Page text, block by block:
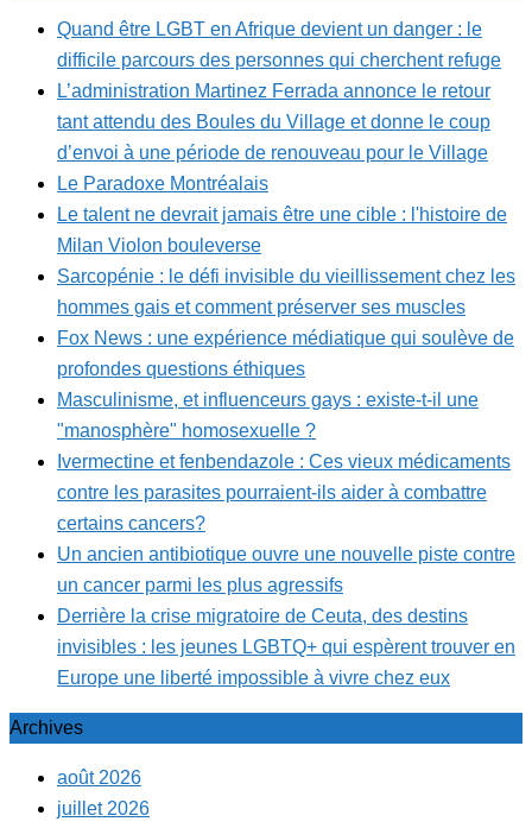
Quand être LGBT en Afrique devient un danger : le
difficile parcours des personnes qui cherchent refuge
L’administration Martinez Ferrada annonce le retour
tant attendu des Boules du Village et donne le coup
d’envoi à une période de renouveau pour le Village
Le Paradoxe Montréalais
Le talent ne devrait jamais être une cible : l'histoire de
Milan Violon bouleverse
Sarcopénie : le défi invisible du vieillissement chez les
hommes gais et comment préserver ses muscles
Fox News : une expérience médiatique qui soulève de
profondes questions éthiques
Masculinisme, et influenceurs gays : existe-t-il une
"manosphère" homosexuelle ?
Ivermectine et fenbendazole : Ces vieux médicaments
contre les parasites pourraient-ils aider à combattre
certains cancers?
Un ancien antibiotique ouvre une nouvelle piste contre
un cancer parmi les plus agressifs
Derrière la crise migratoire de Ceuta, des destins
invisibles : les jeunes LGBTQ+ qui espèrent trouver en
Europe une liberté impossible à vivre chez eux
Archives
août 2026
juillet 2026